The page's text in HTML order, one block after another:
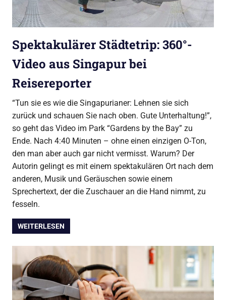
Spektakulärer Städtetrip: 360°-
Video aus Singapur bei
Reisereporter
“Tun sie es wie die Singapurianer: Lehnen sie sich
zurück und schauen Sie nach oben. Gute Unterhaltung!”,
so geht das Video im Park “Gardens by the Bay” zu
Ende. Nach 4:40 Minuten – ohne einen einzigen O-Ton,
den man aber auch gar nicht vermisst. Warum? Der
Autorin gelingt es mit einem spektakulären Ort nach dem
anderen, Musik und Geräuschen sowie einem
Sprechertext, der die Zuschauer an die Hand nimmt, zu
fesseln.
WEITERLESEN